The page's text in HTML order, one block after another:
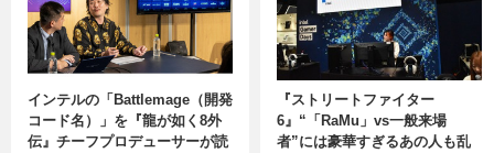
インテルの「Battlemage（開発
コード名）」を『龍が如く8外
伝』チーフプロデューサーが読
『ストリートファイター
6』“「RaMu」vs一般来場
者”には豪華すぎるあの人も乱